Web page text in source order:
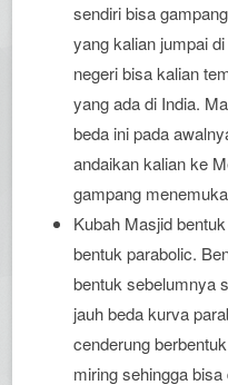
sendiri bisa
yang kalian jumpai
negeri bisa kalian
yang ada di India.
beda ini pada
andaikan kalian ke
gampang
Kubah Masjid
bentuk parabolic.
bentuk sebelumnya
jauh beda kurva
cenderung
miring sehingga